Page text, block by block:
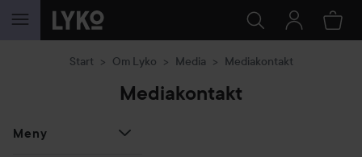
HOPPA TILL INNEHÅLLET
Start Om Lyko Media Mediakontakt
Mediakontakt
Meny